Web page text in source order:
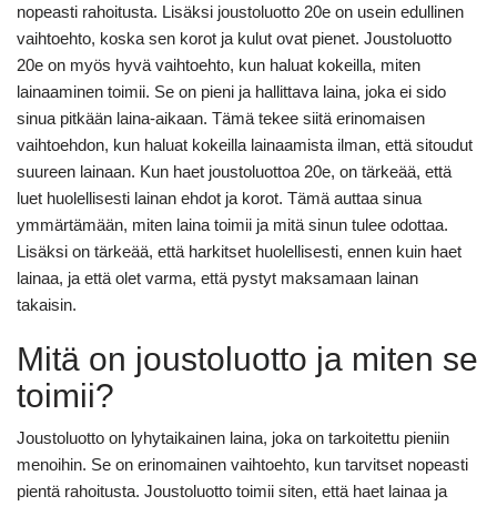
nopeasti rahoitusta. Lisäksi joustoluotto 20e on usein edullinen
vaihtoehto, koska sen korot ja kulut ovat pienet. Joustoluotto
20e on myös hyvä vaihtoehto, kun haluat kokeilla, miten
lainaaminen toimii. Se on pieni ja hallittava laina, joka ei sido
sinua pitkään laina-aikaan. Tämä tekee siitä erinomaisen
vaihtoehdon, kun haluat kokeilla lainaamista ilman, että sitoudut
suureen lainaan. Kun haet joustoluottoa 20e, on tärkeää, että
luet huolellisesti lainan ehdot ja korot. Tämä auttaa sinua
ymmärtämään, miten laina toimii ja mitä sinun tulee odottaa.
Lisäksi on tärkeää, että harkitset huolellisesti, ennen kuin haet
lainaa, ja että olet varma, että pystyt maksamaan lainan
takaisin.
Mitä on joustoluotto ja miten se
toimii?
Joustoluotto on lyhytaikainen laina, joka on tarkoitettu pieniin
menoihin. Se on erinomainen vaihtoehto, kun tarvitset nopeasti
pientä rahoitusta. Joustoluotto toimii siten, että haet lainaa ja